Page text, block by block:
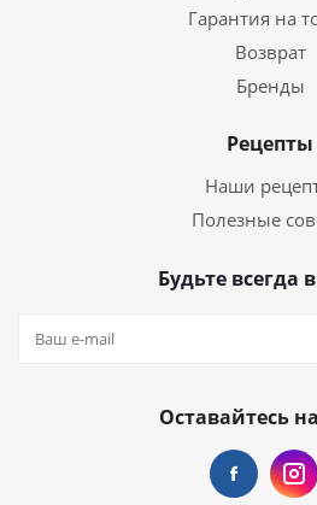
Гарантия на
Возврат
Бренды
Рецепты
Наши
Полезные
Будьте всегда
Оставайтесь